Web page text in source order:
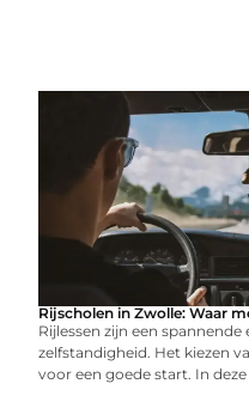
Rijscholen in Zwolle: Waar
Rijlessen zijn een
zelfstandigheid. Het kiezen
voor een goede start. In deze